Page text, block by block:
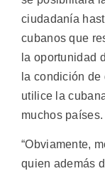
ciudadanía
cubanos que
la oportunidad
la condición
utilice la
muchos países.
“Obviamente,
quien además